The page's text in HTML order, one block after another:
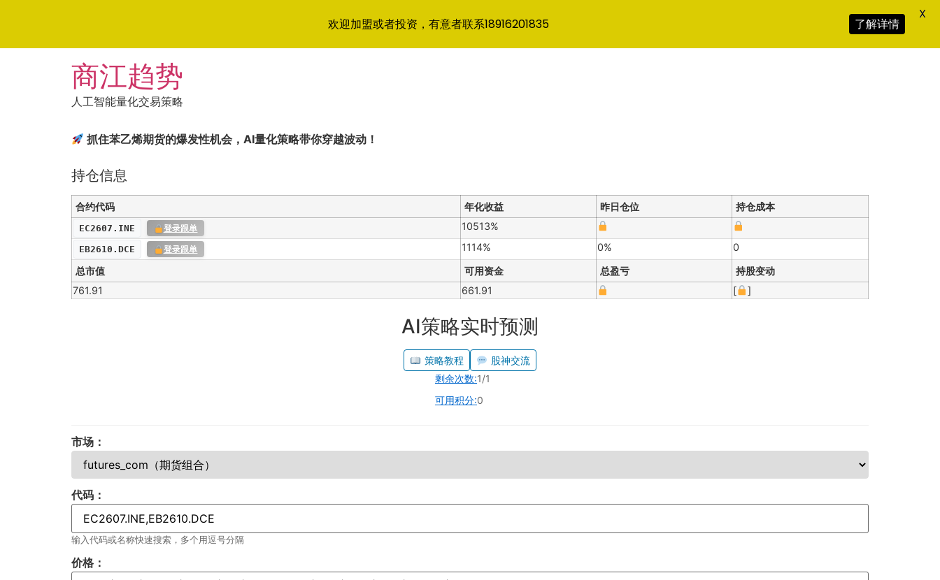
商江趋势
人工智能量化交易策略
抓住苯乙烯期货的爆发性机会，AI量化策略带你穿越波动！
持仓信息
合约代码 年化收益 昨日仓位 持仓成本
EC2607.INE 登录跟单 10513%
EB2610.DCE 登录跟单 1114% 0%
0
总市值
可用资金 总盈亏
持股变动
761.91
661.91 [ ]
AI策略实时预测
策略教程
股神交流
剩余次数:1/1
可用积分:0
市场：
代码：
输入代码或名称快速搜索，多个用逗号分隔
价格：
欢迎加盟或者投资，有意者联系18916201835 了解详情
X